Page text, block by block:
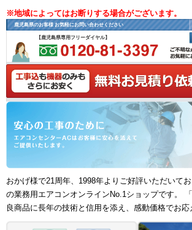
※地域によってはお断りする場合がございます。
鹿児島県のお客様 お気軽にお問い合わせください
【鹿児島県専用フリーダイヤル】
おかげ様で21周年、1998年よりご好評いただいて
の業務用エアコンオンラインNo.1ショップです。
良商品に長年の技術と信用を添え、感動価格でお応